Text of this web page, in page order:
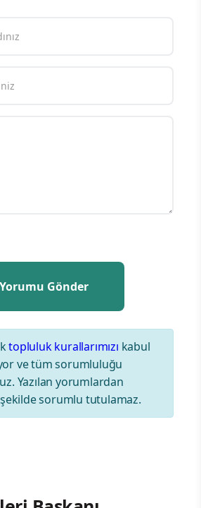
topluluk kurallarımızı kabul
ve tüm sorumluluğu
Yazılan yorumlardan
sorumlu tutulamaz.